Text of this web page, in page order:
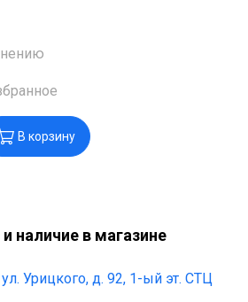
В корзину
наличие в магазине
ул. Урицкого, д. 92, 1-ый эт. СТЦ